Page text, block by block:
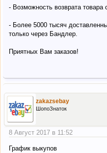
- Возможность возврата товара
- Более 5000 тысяч
только через Бандлер.
Приятных Вам заказов!
zakazsebay
ШопоЗнаток
8 Август 2017 в 11:52
График выкупов